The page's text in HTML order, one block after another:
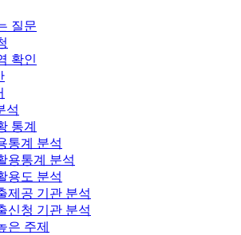
질문
확인
석
통계
통계 분석
용통계 분석
용도 분석
제공 기관 분석
신청 기관 분석
은 주제